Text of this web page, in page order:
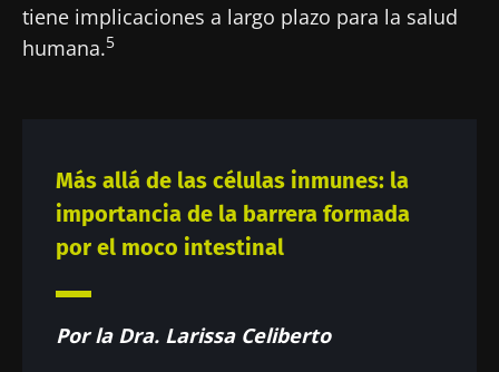
tiene implicaciones a largo plazo para la salud
humana.5
Más allá de las células inmunes: la
importancia de la barrera formada
por el moco intestinal
Por la Dra. Larissa Celiberto
Mantenerse informado
Únase a la comunidad de la microbiota para
profesionales sanitarios y reciba el
le permitirá mantenerse informado sobre la
Únase a la comunidad de la microbiota para
profesionales sanitarios y reciba el
Me gustaría registrarme para recibir más
noticias de Biocodex